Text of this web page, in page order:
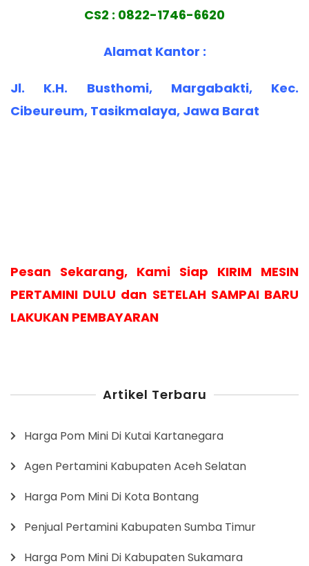
CS2 : 0822-1746-6620
Alamat Kantor :
Jl. K.H. Busthomi, Margabakti, Kec.
Cibeureum, Tasikmalaya, Jawa Barat
Pesan Sekarang, Kami Siap KIRIM MESIN
PERTAMINI DULU dan SETELAH SAMPAI BARU
LAKUKAN PEMBAYARAN
Artikel Terbaru
Harga Pom Mini Di Kutai Kartanegara
Agen Pertamini Kabupaten Aceh Selatan
Harga Pom Mini Di Kota Bontang
Penjual Pertamini Kabupaten Sumba Timur
Harga Pom Mini Di Kabupaten Sukamara